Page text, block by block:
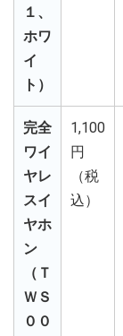
１、
ホワ
イ
ト）
完全
ワイ
ヤレ
スイ
ヤホ
ン
（Ｔ
ＷＳ
００
1,100
円
（税
込）